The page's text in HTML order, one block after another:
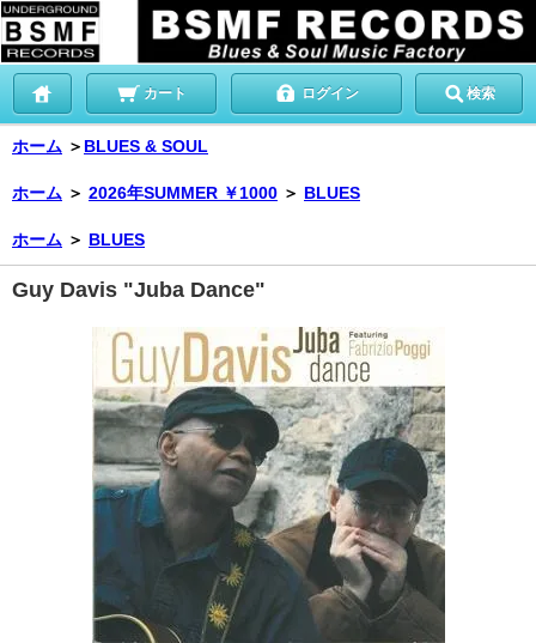
カート ログイン 検索
ホーム ＞ BLUES & SOUL
ホーム ＞ 2026年SUMMER ￥1000 ＞ BLUES
ホーム ＞ BLUES
Guy Davis "Juba Dance"